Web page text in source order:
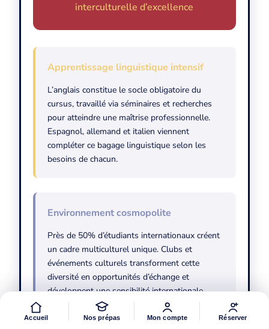
interculturelle d’excellence
Apprentissage linguistique intensif
L’anglais constitue le socle obligatoire du
cursus, travaillé via séminaires et recherches
pour atteindre une maîtrise professionnelle.
Espagnol, allemand et italien viennent
compléter ce bagage linguistique selon les
besoins de chacun.
Environnement cosmopolite
Près de 50% d’étudiants internationaux créent
un cadre multiculturel unique. Clubs et
événements culturels transforment cette
diversité en opportunités d’échange et
développent une sensibilité internationale
essentielle.
Accueil Nos prépas Mon compte Réserver